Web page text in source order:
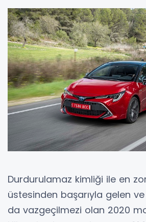
Durdurulamaz kimliği ile en
üstesinden başarıyla gelen ve
da vazgeçilmezi olan 2020